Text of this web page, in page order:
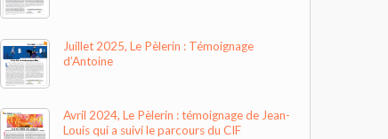
Juillet 2025, Le Pèlerin : Témoignage
d’Antoine
Avril 2024, Le Pèlerin : témoignage de Jean-
Louis qui a suivi le parcours du CIF